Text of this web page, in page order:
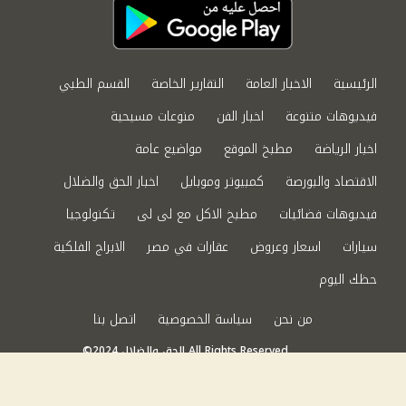
الرئيسية الاخبار العامة التقارير الخاصة
القسم الطبي
فيديوهات متنوعة
اخبار الفن
منوعات مسيحية
اخبار الرياضة
مطبخ الموقع
مواضيع عامة
الاقتصاد والبورصة
كمبيوتر وموبايل
اخبار الحق والضلال
فيديوهات فضائيات
مطبخ الاكل مع لى لى
تكنولوجيا
سيارات
اسعار وعروض عقارات في مصر
الابراج الفلكية
حظك اليوم
من نحن
سياسة الخصوصية اتصل بنا
©2024 الحق والضلال All Rights Reserved.